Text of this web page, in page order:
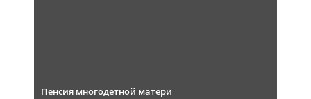
Пенсия многодетной матери